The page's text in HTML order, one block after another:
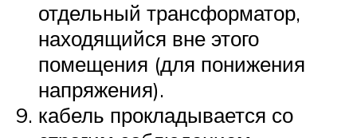
отдельный трансформатор,
находящийся вне этого
помещения (для понижения
напряжения).
кабель прокладывается со